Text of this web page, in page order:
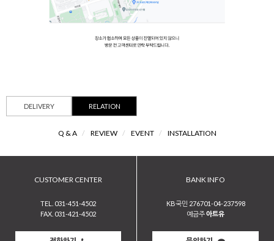
DELIVERY RELATION
Q & A / REVIEW / EVENT / INSTALLATION
CUSTOMER CENTER
TEL. 031-451-4502
FAX. 031-421-4502
BANK INFO
KB국민 276701-04-237598
예금주아트유